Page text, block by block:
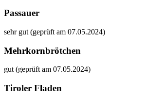
Passauer
sehr gut (geprüft am 07.05.2024)
Mehrkornbrötchen
gut (geprüft am 07.05.2024)
Tiroler Fladen